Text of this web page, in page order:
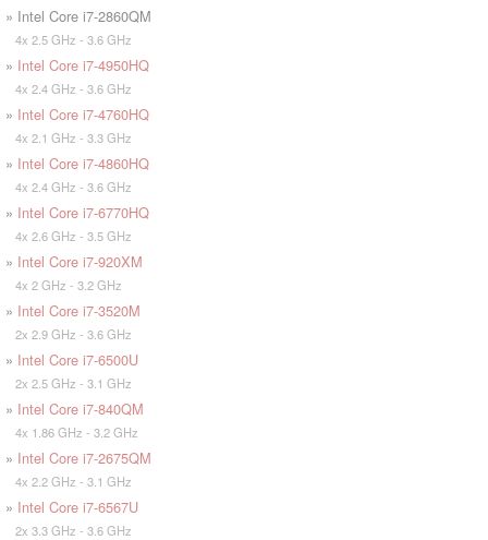
» Intel Core i7-2860QM
4x 2.5 GHz - 3.6 GHz
» Intel Core i7-4950HQ
4x 2.4 GHz - 3.6 GHz
» Intel Core i7-4760HQ
4x 2.1 GHz - 3.3 GHz
» Intel Core i7-4860HQ
4x 2.4 GHz - 3.6 GHz
» Intel Core i7-6770HQ
4x 2.6 GHz - 3.5 GHz
» Intel Core i7-920XM
4x 2 GHz - 3.2 GHz
» Intel Core i7-3520M
2x 2.9 GHz - 3.6 GHz
» Intel Core i7-6500U
2x 2.5 GHz - 3.1 GHz
» Intel Core i7-840QM
4x 1.86 GHz - 3.2 GHz
» Intel Core i7-2675QM
4x 2.2 GHz - 3.1 GHz
» Intel Core i7-6567U
2x 3.3 GHz - 3.6 GHz